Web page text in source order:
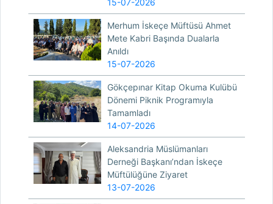
15-07-2026
Merhum İskeçe Müftüsü Ahmet
Mete Kabri Başında Dualarla
Anıldı
15-07-2026
Gökçepınar Kitap Okuma Kulübü
Dönemi Piknik Programıyla
Tamamladı
14-07-2026
Aleksandria Müslümanları
Derneği Başkanı’ndan İskeçe
Müftülüğüne Ziyaret
13-07-2026